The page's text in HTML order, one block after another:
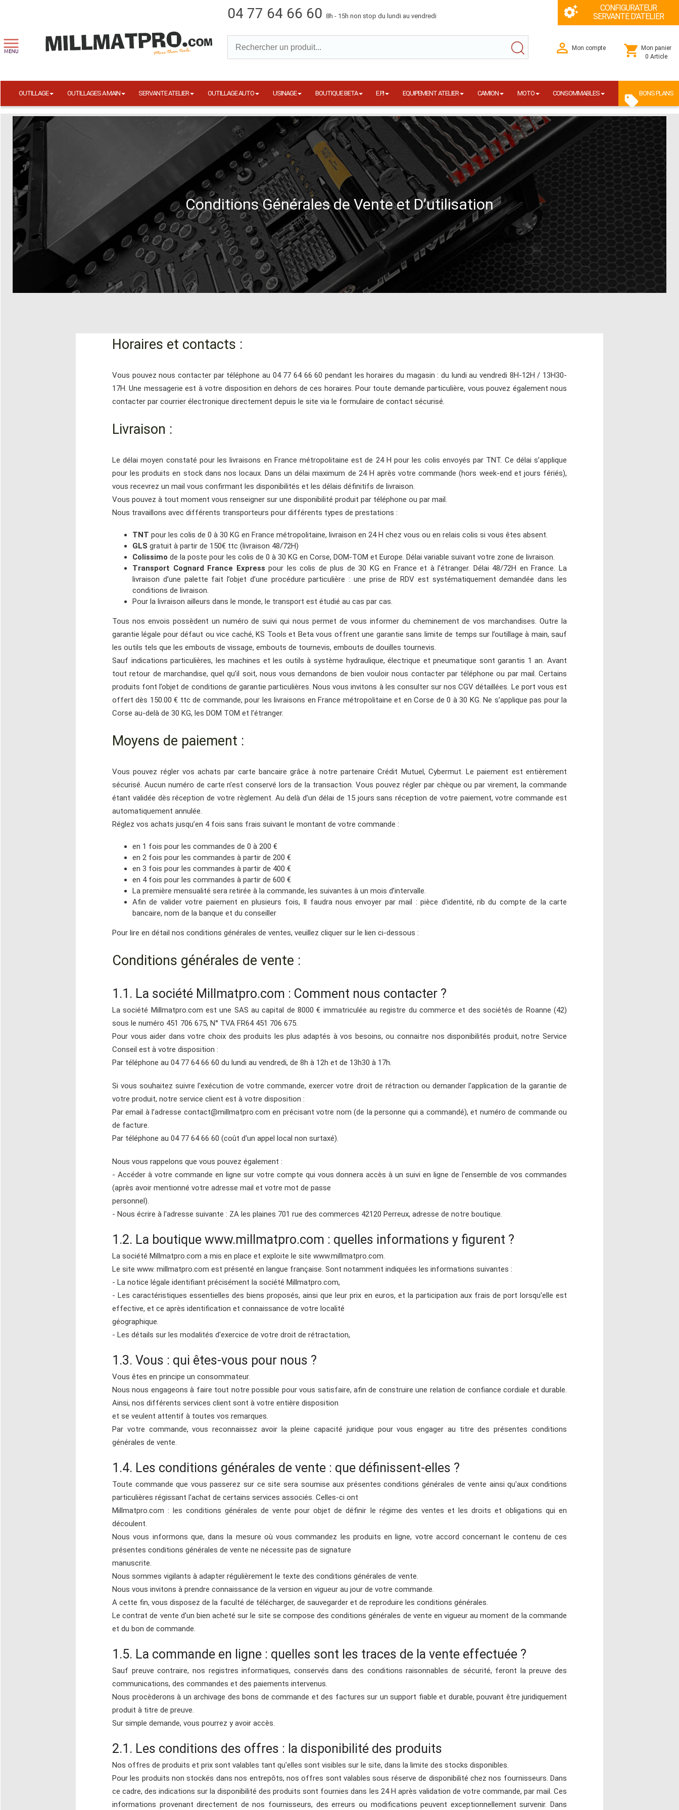
04 77 64 66 60 8h - 15h non stop du lundi au vendredi
CONFIGURATEUR
SERVANTE D'ATELIER
Mon compte
Mon panier
0 Article
OUTILLAGE OUTILLAGES A MAIN SERVANTE ATELIER OUTILLAGE AUTO USINAGE BOUTIQUE BETA E.P.I EQUIPEMENT ATELIER CAMION MOTO CONSOMMABLES BONS PLANS
Conditions Générales de Vente et D’utilisation
Horaires et contacts :
Vous pouvez nous contacter par téléphone au 04 77 64 66 60 pendant les horaires du magasin : du lundi au vendredi 8H-12H / 13H30-
17H. Une messagerie est à votre disposition en dehors de ces horaires. Pour toute demande particulière, vous pouvez également nous
contacter par courrier électronique directement depuis le site via le formulaire de contact sécurisé.
Livraison :
Le délai moyen constaté pour les livraisons en France métropolitaine est de 24 H pour les colis envoyés par TNT. Ce délai s’applique
pour les produits en stock dans nos locaux. Dans un délai maximum de 24 H après votre commande (hors week-end et jours fériés),
vous recevrez un mail vous confirmant les disponibilités et les délais définitifs de livraison.
Vous pouvez à tout moment vous renseigner sur une disponibilité produit par téléphone ou par mail.
Nous travaillons avec différents transporteurs pour différents types de prestations :
TNT pour les colis de 0 à 30 KG en France métropolitaine, livraison en 24 H chez vous ou en relais colis si vous êtes absent.
GLS gratuit à partir de 150€ ttc (livraison 48/72H)
Colissimo de la poste pour les colis de 0 à 30 KG en Corse, DOM-TOM et Europe. Délai variable suivant votre zone de livraison.
Transport Cognard France Express pour les colis de plus de 30 KG en France et à l’étranger. Délai 48/72H en France. La
livraison d’une palette fait l’objet d’une procédure particulière : une prise de RDV est systématiquement demandée dans les
conditions de livraison.
Pour la livraison ailleurs dans le monde, le transport est étudié au cas par cas.
Tous nos envois possèdent un numéro de suivi qui nous permet de vous informer du cheminement de vos marchandises. Outre la
garantie légale pour défaut ou vice caché, KS Tools et Beta vous offrent une garantie sans limite de temps sur l’outillage à main, sauf
les outils tels que les embouts de vissage, embouts de tournevis, embouts de douilles tournevis.
Sauf indications particulières, les machines et les outils à système hydraulique, électrique et pneumatique sont garantis 1 an. Avant
tout retour de marchandise, quel qu’il soit, nous vous demandons de bien vouloir nous contacter par téléphone ou par mail. Certains
produits font l’objet de conditions de garantie particulières. Nous vous invitons à les consulter sur nos CGV détaillées. Le port vous est
offert dès 150.00 € ttc de commande, pour les livraisons en France métropolitaine et en Corse de 0 à 30 KG. Ne s’applique pas pour la
Corse au-delà de 30 KG, les DOM TOM et l’étranger.
Moyens de paiement :
Vous pouvez régler vos achats par carte bancaire grâce à notre partenaire Crédit Mutuel, Cybermut. Le paiement est entièrement
sécurisé. Aucun numéro de carte n’est conservé lors de la transaction. Vous pouvez régler par chèque ou par virement, la commande
étant validée dès réception de votre règlement. Au delà d’un délai de 15 jours sans réception de votre paiement, votre commande est
automatiquement annulée.
Réglez vos achats jusqu’en 4 fois sans frais suivant le montant de votre commande :
en 1 fois pour les commandes de 0 à 200 €
en 2 fois pour les commandes à partir de 200 €
en 3 fois pour les commandes à partir de 400 €
en 4 fois pour les commandes à partir de 600 €
La première mensualité sera retirée à la commande, les suivantes à un mois d’intervalle.
Afin de valider votre paiement en plusieurs fois, Il faudra nous envoyer par mail : pièce d'identité, rib du compte de la carte
bancaire, nom de la banque et du conseiller
Pour lire en détail nos conditions générales de ventes, veuillez cliquer sur le lien ci-dessous :
Conditions générales de vente :
1.1. La société Millmatpro.com : Comment nous contacter ?
La société Millmatpro.com est une SAS au capital de 8000 € immatriculée au registre du commerce et des sociétés de Roanne (42)
sous le numéro 451 706 675, N° TVA FR64 451 706 675.
Pour vous aider dans votre choix des produits les plus adaptés à vos besoins, ou connaitre nos disponibilités produit, notre Service
Conseil est à votre disposition :
Par téléphone au 04 77 64 66 60 du lundi au vendredi, de 8h à 12h et de 13h30 à 17h.
Si vous souhaitez suivre l'exécution de votre commande, exercer votre droit de rétraction ou demander l'application de la garantie de
votre produit, notre service client est à votre disposition :
Par email à l’adresse contact@millmatpro.com en précisant votre nom (de la personne qui a commandé), et numéro de commande ou
de facture.
Par téléphone au 04 77 64 66 60 (coût d'un appel local non surtaxé).
Nous vous rappelons que vous pouvez également :
- Accéder à votre commande en ligne sur votre compte qui vous donnera accès à un suivi en ligne de l'ensemble de vos commandes
(après avoir mentionné votre adresse mail et votre mot de passe
personnel).
- Nous écrire à l'adresse suivante : ZA les plaines 701 rue des commerces 42120 Perreux, adresse de notre boutique.
1.2. La boutique www.millmatpro.com : quelles informations y figurent ?
La société Millmatpro.com a mis en place et exploite le site www.millmatpro.com.
Le site www. millmatpro.com est présenté en langue française. Sont notamment indiquées les informations suivantes :
- La notice légale identifiant précisément la société Millmatpro.com,
- Les caractéristiques essentielles des biens proposés, ainsi que leur prix en euros, et la participation aux frais de port lorsqu'elle est
effective, et ce après identification et connaissance de votre localité
géographique.
- Les détails sur les modalités d'exercice de votre droit de rétractation,
1.3. Vous : qui êtes-vous pour nous ?
Vous êtes en principe un consommateur.
Nous nous engageons à faire tout notre possible pour vous satisfaire, afin de construire une relation de confiance cordiale et durable.
Ainsi, nos différents services client sont à votre entière disposition
et se veulent attentif à toutes vos remarques.
Par votre commande, vous reconnaissez avoir la pleine capacité juridique pour vous engager au titre des présentes conditions
générales de vente.
1.4. Les conditions générales de vente : que définissent-elles ?
Toute commande que vous passerez sur ce site sera soumise aux présentes conditions générales de vente ainsi qu'aux conditions
particulières régissant l'achat de certains services associés. Celles-ci ont
Millmatpro.com : les conditions générales de vente pour objet de définir le régime des ventes et les droits et obligations qui en
découlent.
Nous vous informons que, dans la mesure où vous commandez les produits en ligne, votre accord concernant le contenu de ces
présentes conditions générales de vente ne nécessite pas de signature
manuscrite.
Nous sommes vigilants à adapter régulièrement le texte des conditions générales de vente.
Nous vous invitons à prendre connaissance de la version en vigueur au jour de votre commande.
A cette fin, vous disposez de la faculté de télécharger, de sauvegarder et de reproduire les conditions générales.
Le contrat de vente d'un bien acheté sur le site se compose des conditions générales de vente en vigueur au moment de la commande
et du bon de commande.
1.5. La commande en ligne : quelles sont les traces de la vente effectuée ?
Sauf preuve contraire, nos registres informatiques, conservés dans des conditions raisonnables de sécurité, feront la preuve des
communications, des commandes et des paiements intervenus.
Nous procèderons à un archivage des bons de commande et des factures sur un support fiable et durable, pouvant être juridiquement
produit à titre de preuve.
Sur simple demande, vous pourrez y avoir accès.
2.1. Les conditions des offres : la disponibilité des produits
Nos offres de produits et prix sont valables tant qu'elles sont visibles sur le site, dans la limite des stocks disponibles.
Pour les produits non stockés dans nos entrepôts, nos offres sont valables sous réserve de disponibilité chez nos fournisseurs. Dans
ce cadre, des indications sur la disponibilité des produits sont fournies dans les 24 H après validation de votre commande, par mail. Ces
informations provenant directement de nos fournisseurs, des erreurs ou modifications peuvent exceptionnellement survenir. Dans